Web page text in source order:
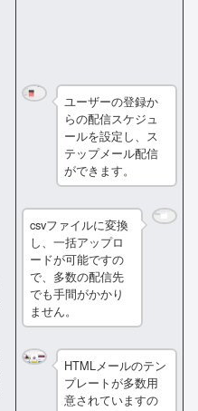
ユーザーの登録か
らの配信スケジュ
ールを設定し、ス
テップメール配信
ができます。
csvファイルに変換
し、一括アップロ
ードが可能ですの
で、多数の配信先
でも手間がかかり
ません。
HTMLメールのテン
プレートが多数用
意されていますの